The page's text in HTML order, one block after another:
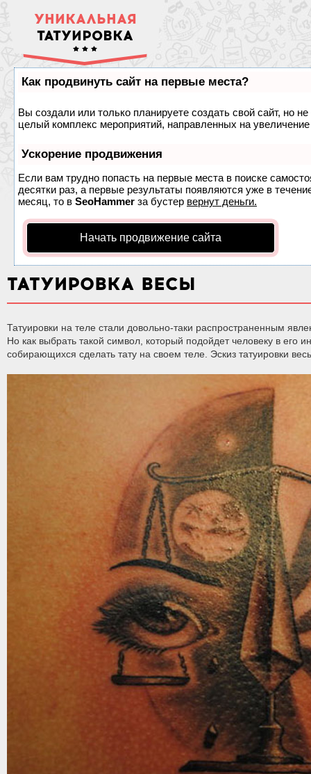
УНИКАЛЬНАЯ
ТАТУИРОВКА
Как продвинуть сайт на первые места?
Вы создали или только планируете создать свой сайт, но
целый комплекс мероприятий, направленных на
Ускорение продвижения
Если вам трудно попасть на первые места в поиске
десятки раз, а первые результаты появляются уже в
месяц, то в SeoHammer за бустер вернут деньги.
Начать продвижение сайта
ТАТУИРОВКА ВЕСЫ
Татуировки на теле стали довольно-таки распространенным
Но как выбрать такой символ, который подойдет человеку в
собирающихся сделать тату на своем теле. Эскиз татуировки